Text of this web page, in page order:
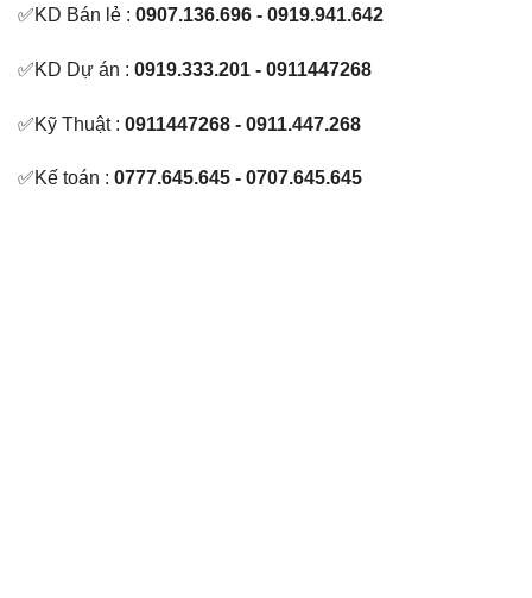
✅KD Bán lẻ : 0907.136.696 - 0919.941.642
✅KD Dự án : 0919.333.201 - 0911447268
✅Kỹ Thuật : 0911447268 - 0911.447.268
✅Kế toán : 0777.645.645 - 0707.645.645